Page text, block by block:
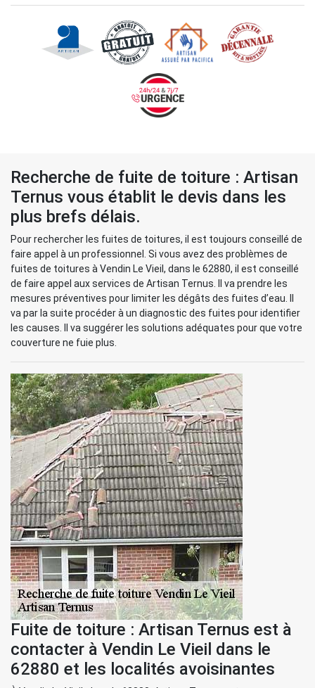
Recherche de fuite de toiture : Artisan
Ternus vous établit le devis dans les
plus brefs délais.
Pour rechercher les fuites de toitures, il est toujours conseillé de
faire appel à un professionnel. Si vous avez des problèmes de
fuites de toitures à Vendin Le Vieil, dans le 62880, il est conseillé
de faire appel aux services de Artisan Ternus. Il va prendre les
mesures préventives pour limiter les dégâts des fuites d’eau. Il
va par la suite procéder à un diagnostic des fuites pour identifier
les causes. Il va suggérer les solutions adéquates pour que votre
couverture ne fuie plus.
Fuite de toiture : Artisan Ternus est à
contacter à Vendin Le Vieil dans le
62880 et les localités avoisinantes